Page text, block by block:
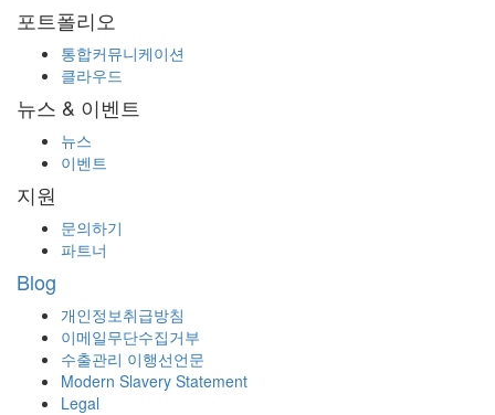
포트폴리오
통합커뮤니케이션
클라우드
뉴스 & 이벤트
뉴스
이벤트
지원
문의하기
파트너
Blog
개인정보취급방침
이메일무단수집거부
수출관리 이행선언문
Modern Slavery Statement
Legal